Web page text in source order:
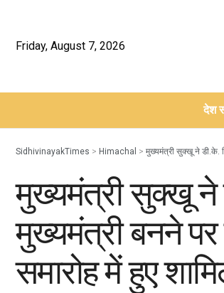
Friday, August 7, 2026
देश
SidhivinayakTimes > Himachal > मुख्यमंत्री सुक्खू ने डी.के.
मुख्यमंत्री सुक्खू ने
मुख्यमंत्री बनने
समारोह में हुए